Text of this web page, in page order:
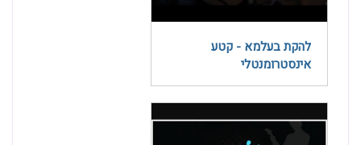
להקת בעלמא - קטע
אינסטרומנטלי